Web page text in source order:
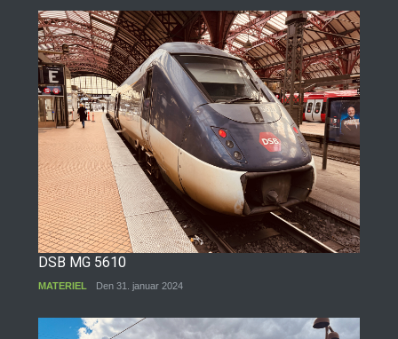
DSB MG 5610
MATERIEL Den 31. januar 2024